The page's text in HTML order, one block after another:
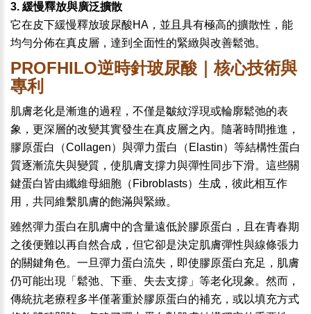
3. 緩慢釋放與廣泛擴散
它在皮下緩慢釋放玻尿酸HA，並且具有極高的擴散性，能
均勻分佈在真皮層，達到全面性的緊緻與改善鬆弛。
PROFHILO逆時針玻尿酸｜核心技術與
專利
肌膚老化是漸進的過程，不僅是皺紋浮現或輪廓鬆弛的表
象，更深層的改變其實發生在真皮層之內。隨著時間推進，
膠原蛋白（Collagen）與彈力蛋白（Elastin）等結構性蛋白
質逐漸流失與變質，使肌膚支撐力與彈性同步下滑。這些關
鍵蛋白皆由纖維母細胞（Fibroblasts）生成，彼此相互作
用，共同維繫肌膚的飽滿與緊緻。
雖然彈力蛋白在肌膚中的含量遠低於膠原蛋白，且在青春期
之後便難以再自然合成，但它卻是決定肌膚彈性與線條張力
的關鍵角色。一旦彈力蛋白流失，即使膠原蛋白充足，肌膚
仍可能出現「鬆弛、下垂、失去支撐」等老化現象。然而，
傳統抗老療程多半僅著重於膠原蛋白的補充，或以填充方式